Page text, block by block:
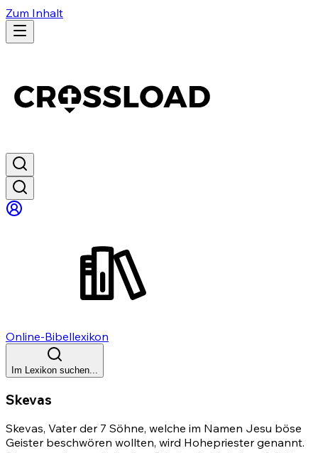
Zum Inhalt
Online-Bibellexikon
Im Lexikon suchen...
Skevas
Skevas, Vater der 7 Söhne, welche im Namen Jesu böse
Geister beschwören wollten, wird Hohepriester genannt.